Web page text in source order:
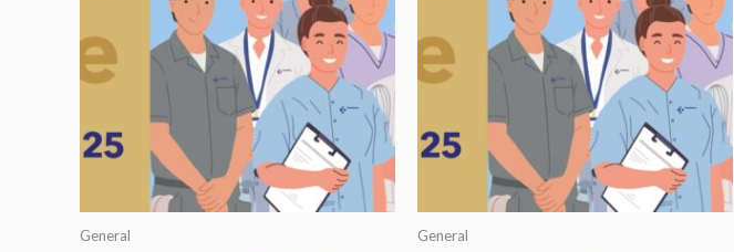
General
hasta
20,00€
múltiples
variantes.
Las
opciones
se
pueden
elegir
General
hasta
20,00€
múltiples
variantes.
Las
opciones
se
pueden
elegir